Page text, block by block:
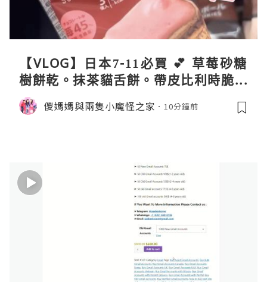
【VLOG】日本7-11必買 💕 草莓砂糖
樹餅乾。抹茶貓舌餅。帶皮比利時脆薯
條
儍媽媽與兩隻小魔怪之家 10分鐘前